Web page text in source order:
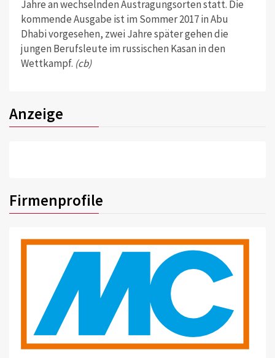
Jahre an wechselnden Austragungsorten statt. Die
kommende Ausgabe ist im Sommer 2017 in Abu
Dhabi vorgesehen, zwei Jahre später gehen die
jungen Berufsleute im russischen Kasan in den
Wettkampf. (cb)
Anzeige
Firmenprofile